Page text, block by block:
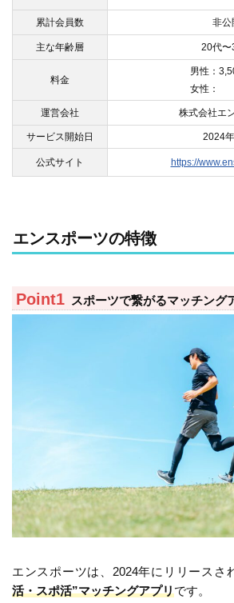
累計会員数 非公
主な年齢層 20代〜
料金
男性：
女性：
運営会社 株式会社エ
サービス開始日 2024
公式サイト https://
エンスポーツの特徴
スポーツで繋がるマッチング
エンスポーツは、2024年にリリースさ
活・スポ活”マッチングアプリです。